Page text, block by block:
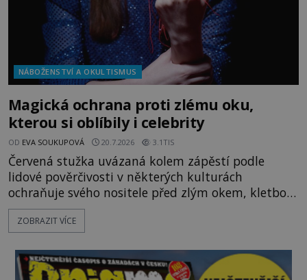
NÁBOŽENSTVÍ A OKULTISMUS
Magická ochrana proti zlému oku,
kterou si oblíbily i celebrity
OD EVA SOUKUPOVÁ 20.7.2026 3.1TIS
Červená stužka uvázaná kolem zápěstí podle
lidové pověrčivosti v některých kulturách
ochraňuje svého nositele před zlým okem, kletbou,
která může přivodit neštěstí či nemoc. S tímto
nenápadným symbolem magické ochrany lze
nebo Leonarda DiCapria. Na Blízkém východě a v
židovských komunitách po celém světě, je
ZOBRAZIT VÍCE